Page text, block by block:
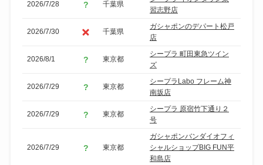
2026/7/28 千葉県
習志野店
2026/7/30 千葉県
ガシャポンのデパート松戸
店
2026/8/1 東京都
シープラ 町田東急ツイン
ズ
2026/7/29 東京都
シープラLabo フレーム神
南坂店
2026/7/29 東京都
シープラ 原宿竹下通り２
号
2026/7/29 東京都
ガシャポンバンダイオフィ
シャルショップBIG FUN平
和島店